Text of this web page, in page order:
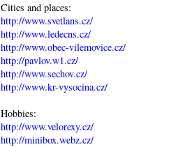
Cities and places:
http://www.svetlans.cz/
http://www.ledecns.cz/
http://www.obec-vilemovice.cz/
http://pavlov.w1.cz/
http://www.sechov.cz/
http://www.kr-vysocina.cz/
Hobbies:
http://www.velorexy.cz/
http://minibox.webz.cz/